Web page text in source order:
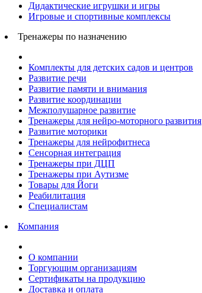
Дидактические игрушки и игры
Игровые и спортивные комплексы
Тренажеры по назначению
Комплекты для детских садов и центров
Развитие речи
Развитие памяти и внимания
Развитие координации
Межполушарное развитие
Тренажеры для нейро-моторного развития
Развитие моторики
Тренажеры для нейрофитнеса
Сенсорная интеграция
Тренажеры при ДЦП
Тренажеры при Аутизме
Товары для Йоги
Реабилитация
Специалистам
Компания
О компании
Торгующим организациям
Сертификаты на продукцию
Доставка и оплата